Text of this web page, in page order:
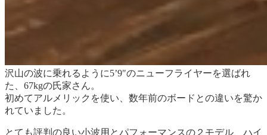
沢山の波に乗れるように5’9″のニューフライヤーを選ばれ
た、67kgの氏家さん。
初めてアルメリックを使い、数年前のボードとの違いを驚か
れていました。
とても評判の良い小波用とパフォーマンスの２モデル、ハイ